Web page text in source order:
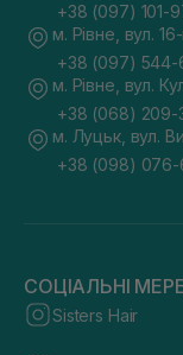
+38 (097) 101-
м. Рівне, вул.
+38 (097) 544-
м. Рівне, вул.
+38 (068) 209-
м. Луцьк, вул.
+38 (098) 076-
СОЦІАЛЬНІ
Sisters Hair